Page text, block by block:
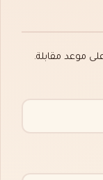
موعد مقابلة.